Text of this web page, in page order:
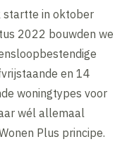
startte in oktober
2022 bouwden we
en 14
woningtypes voor
wél allemaal
Plus principe.